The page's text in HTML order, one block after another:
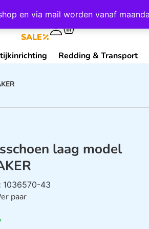
en via mail worden vanaf
Mijn Account Contact
SALE
Redding & Transport
laag model
1036570-43
paar